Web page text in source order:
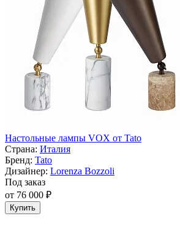
Настольные лампы VOX от Tato
Страна: Италия
Бренд: Tato
Дизайнер: Lorenza Bozzoli
Под заказ
от 76 000 ₽
Купить